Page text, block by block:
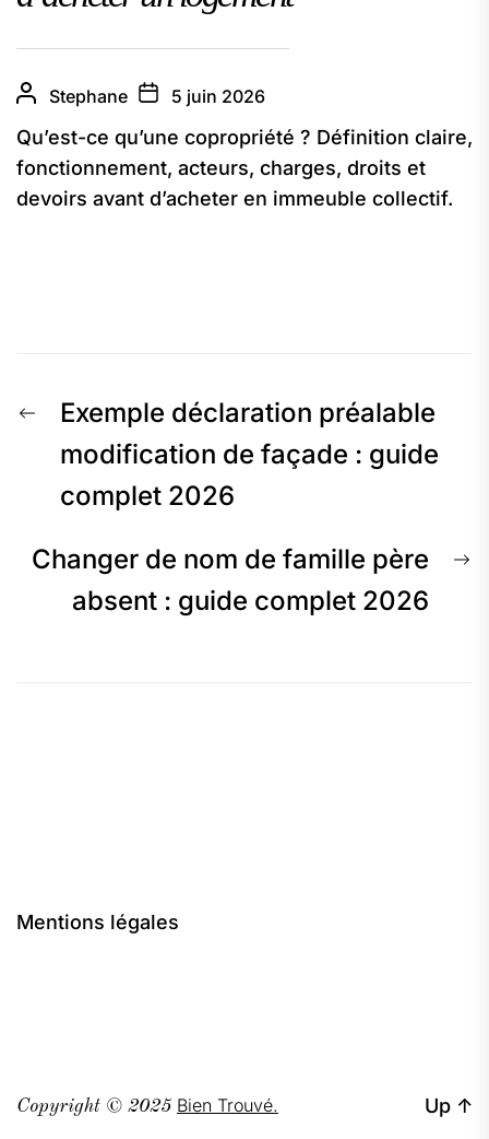
Stephane 5 juin 2026
Qu’est-ce qu’une copropriété ? Définition claire,
fonctionnement, acteurs, charges, droits et
devoirs avant d’acheter en immeuble collectif.
Navigation
de
l’article
Previous
post:
Exemple déclaration préalable
modification de façade : guide
complet 2026
Changer de nom de famille père
absent : guide complet 2026
Mentions légales
Copyright © 2025 Bien Trouvé. Up ↑